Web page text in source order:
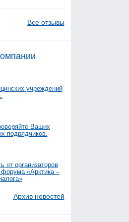
Все отзывы
учреждений
Ваших
подрядчиков.
от организаторов
форума «Арктика –
Архив новостей